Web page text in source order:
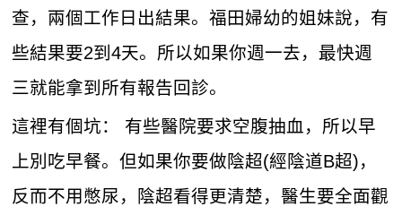
查，兩個工作日出結果。福田婦幼的姐妹說，有
些結果要2到4天。所以如果你週一去，最快週
三就能拿到所有報告回診。
這裡有個坑： 有些醫院要求空腹抽血，所以早
上別吃早餐。但如果你要做陰超(經陰道B超)，
反而不用憋尿，陰超看得更清楚，醫生要全面觀